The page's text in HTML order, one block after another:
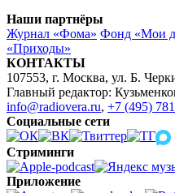
Наши партнёры
Журнал «Фома» Фонд «Мои
«Приходы»
КОНТАКТЫ
107553, г. Москва, ул. Б.
Главный редактор:
info@radiovera.ru, +7 (495)
Социальные сети
Стриминги
Приложение